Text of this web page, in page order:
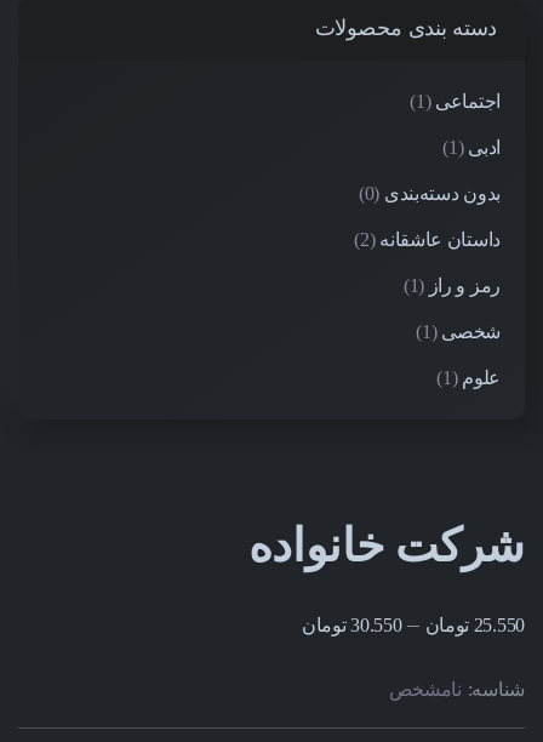
دسته بندی محصولات
اجتماعی (1)
ادبی (1)
بدون دسته‌بندی (0)
داستان عاشقانه (2)
رمز و راز (1)
شخصی (1)
علوم (1)
شرکت خانواده
25.550 تومان –
30.550 تومان
شناسه: نامشخص